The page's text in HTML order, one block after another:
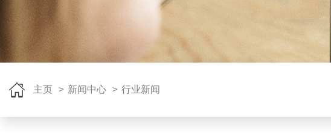
主页 > 新闻中心 > 行业新闻